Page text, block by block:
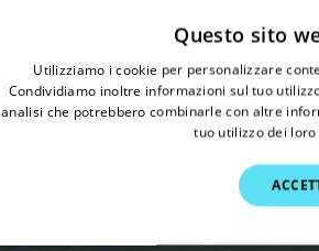
Questo sito
Utilizziamo i cookie per personalizzare
Condividiamo inoltre informazioni sul tuo
analisi che potrebbero combinarle con altre
tuo utilizzo dei